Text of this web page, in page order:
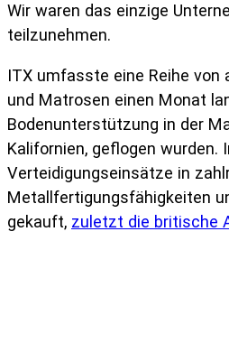
Wir waren das einzige
teilzunehmen.
ITX umfasste eine Reihe von
und Matrosen einen Monat
Bodenunterstützung in der
Kalifornien, geflogen wurden.
Verteidigungseinsätze in
Metallfertigungsfähigkeiten
gekauft, zuletzt die britische